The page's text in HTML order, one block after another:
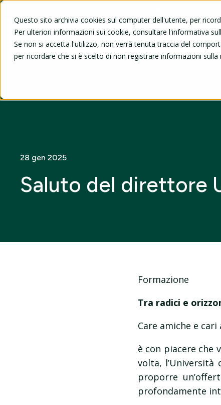
Questo sito archivia cookies sul computer dell'utente, per
Per ulteriori informazioni sui cookie, consultare l'informativa
Se non si accetta l'utilizzo, non verrà tenuta traccia del
per ricordare che si è scelto di non registrare informazioni sulla
Viaggi e gite UNI3
28 gen 2025
Saluto del direttore
Formazione
Tra radici e
Care amiche e cari
è con piacere che
volta,
proporre
profondamente